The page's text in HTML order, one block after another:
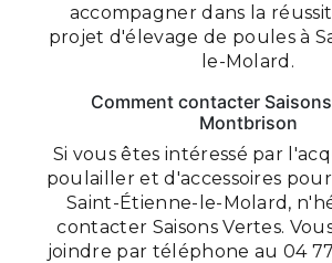
accompagner dans la
projet d'élevage de poules à
le-Molard.
Comment contacter
Montbrison
Si vous êtes intéressé par
poulailler et d'accessoires
Saint-Étienne-le-Molard,
contacter Saisons Vertes.
joindre par téléphone au 04